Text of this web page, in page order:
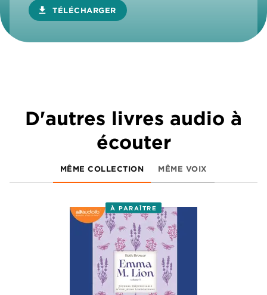
download TÉLÉCHARGER
D'autres livres audio à
écouter
MÊME COLLECTION MÊME VOIX
À PARAÎTRE